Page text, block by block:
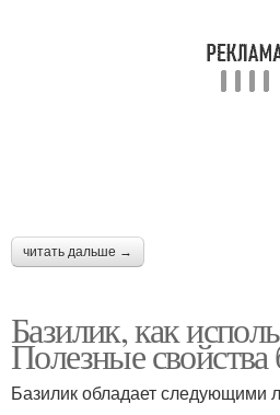
читать дальше →
Базилик, как
Полезные свойства
Базилик обладает следующими